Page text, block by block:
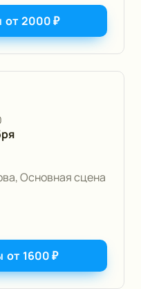
от2000₽
Основная сцена
от 1600₽